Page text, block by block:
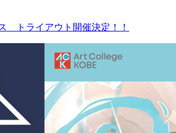
トライアウト開催決定！！